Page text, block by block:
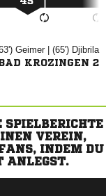
| (65') 
KROZINGEN 2
SPIELBERICHTE
VEREIN,
INDEM DU
ANLEGST.